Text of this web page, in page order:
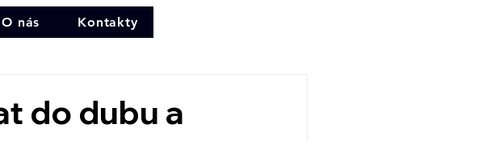
O nás Kontakty
do dubu a